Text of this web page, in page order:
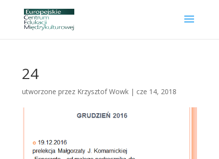
24
utworzone przez Krzysztof Wowk| cze 14, 2018